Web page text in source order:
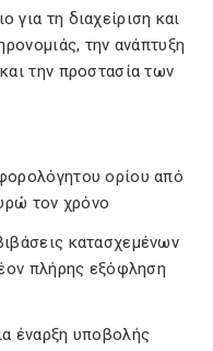
τη διαχείριση και
την ανάπτυξη
την προστασία των
ορίου από
τον χρόνο
κατασχεμένων
πλήρης εξόφληση
έναρξη υποβολής